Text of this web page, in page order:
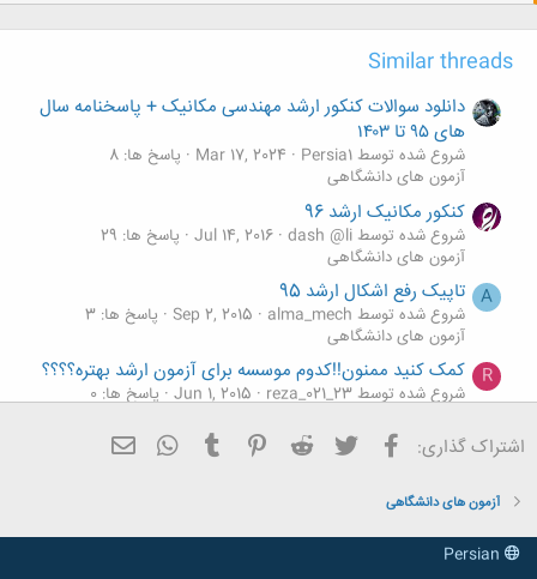
Similar threads
دانلود سوالات کنکور ارشد مهندسی مکانیک + پاسخنامه سال
های ۹۵ تا ۱۴۰۳
شروع شده توسط Persia1 Mar 17, 2024
پاسخ ها: 8
آزمون های دانشگاهی
کنکور مکانیک ارشد 96
شروع شده توسط dash @li Jul 14, 2016 پاسخ ها: 29
آزمون های دانشگاهی
A تاپیک رفع اشکال ارشد 95
شروع شده توسط alma_mech Sep 2, 2015 پاسخ ها: 3
آزمون های دانشگاهی
R کمک کنید ممنون!!کدوم موسسه برای آزمون ارشد بهتره؟؟؟؟
شروع شده توسط reza_021_23 Jun 1, 2015 پاسخ ها: 0
R مشاوره : ارشد بخونم یا نه ؟
آزمون های دانشگاهی
اشتراک گذاری: فیسبوک تویتر Reddit
Pinterest
Tumblr
WhatsApp
آزمون های دانشگاهی